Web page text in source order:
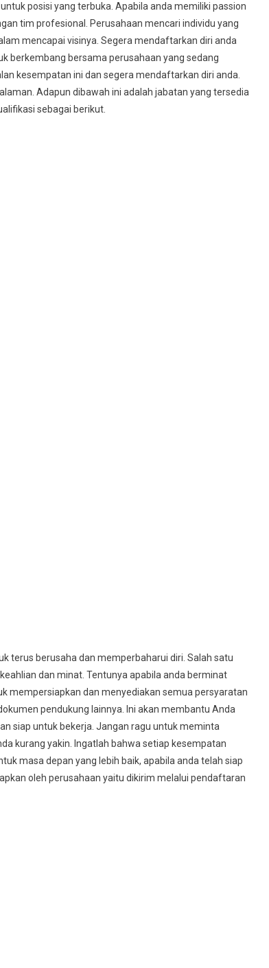
posisi yang terbuka. Apabila anda memiliki passion
tim profesional. Perusahaan mencari individu yang
mencapai visinya. Segera mendaftarkan diri anda
berkembang bersama perusahaan yang sedang
kesempatan ini dan segera mendaftarkan diri anda.
Adapun dibawah ini adalah jabatan yang tersedia
sebagai berikut.
terus berusaha dan memperbaharui diri. Salah satu
dan minat. Tentunya apabila anda berminat
mempersiapkan dan menyediakan semua persyaratan
pendukung lainnya. Ini akan membantu Anda
siap untuk bekerja. Jangan ragu untuk meminta
kurang yakin. Ingatlah bahwa setiap kesempatan
masa depan yang lebih baik, apabila anda telah siap
oleh perusahaan yaitu dikirim melalui pendaftaran